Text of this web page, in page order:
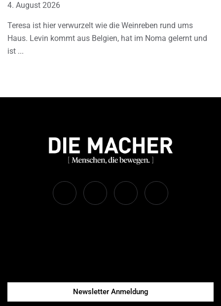
4. August 2026
Teresa ist hier verwurzelt wie die Weinreben rund ums
Haus. Levin kommt aus Belgien, hat im Noma gelernt und
ist
Newsletter Anmeldung